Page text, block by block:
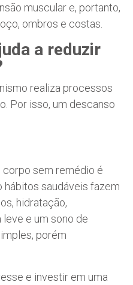
muscular e, portanto,
ombros e costas.
a reduzir
realiza processos
Por isso, um descanso
corpo sem remédio é
saudáveis fazem
hidratação,
e um sono de
porém
e investir em uma